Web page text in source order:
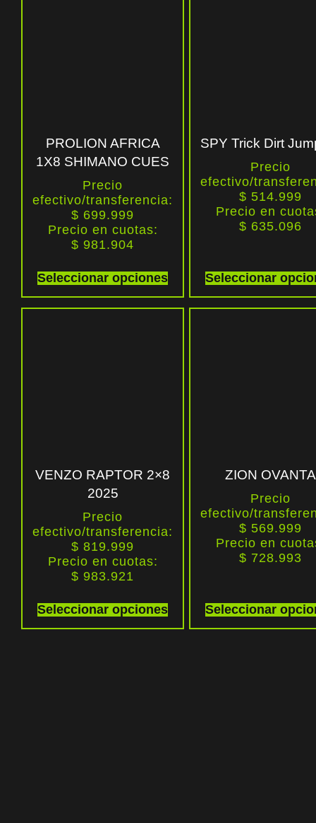
PROLION AFRICA
1X8 SHIMANO CUES
Precio
efectivo/transferencia:
$ 699.999
Precio en cuotas:
$ 981.904
Seleccionar opciones
SPY Trick Dirt
Precio
efectivo/
$ 514.999
Precio en
$ 635.096
Seleccionar
VENZO RAPTOR 2×8
2025
Precio
efectivo/transferencia:
$ 819.999
Precio en cuotas:
$ 983.921
Seleccionar opciones
ZION OVANTA
Precio
efectivo/
$ 569.999
Precio en
$ 728.993
Seleccionar